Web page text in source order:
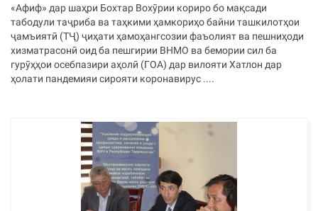
«Афиф» дар шаҳри Бохтар Вохӯрии кориро бо мақсади
табодули таҷриба ва таҳкими ҳамкориҳо байни ташкилотҳои
ҷамъиятӣ (ТҶ) ҷиҳати ҳамоҳангсозии фаъолият ва пешниҳоди
хизматрасонӣ оид ба пешгирии ВНМО ва бемории сил ба
гурӯҳҳои осебпазири аҳолӣ (ГОА) дар вилояти Хатлон дар
ҳолати пандемияи сирояти коронавирус ....